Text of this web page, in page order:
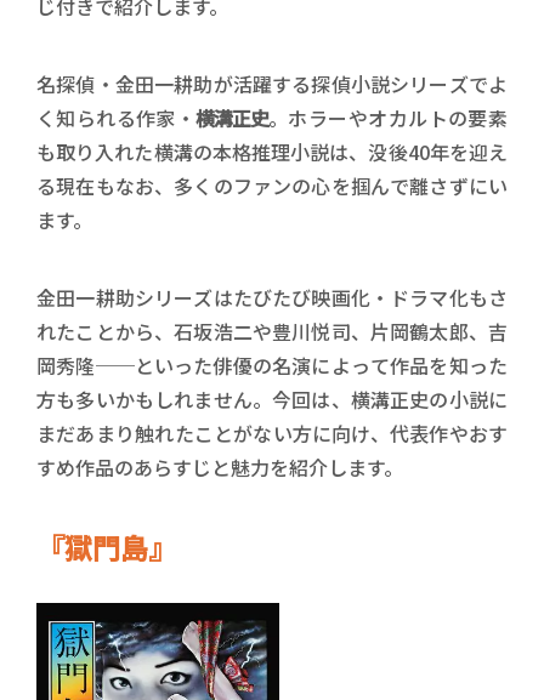
じ付きで紹介します。
名探偵・金田一耕助が活躍する探偵小説シリーズでよ
く知られる作家・ 横溝正史。ホラーやオカルトの要素
も取り入れた横溝の本格推理小説は、没後40年を迎え
る現在もなお、多くのファンの心を掴んで離さずにい
ます。
金田一耕助シリーズはたびたび映画化・ドラマ化もさ
れたことから、石坂浩二や豊川悦司、片岡鶴太郎、吉
岡秀隆──といった俳優の名演によって作品を知った
方も多いかもしれません。今回は、横溝正史の小説に
まだあまり触れたことがない方に向け、代表作やおす
すめ作品のあらすじと魅力を紹介します。
『獄門島』